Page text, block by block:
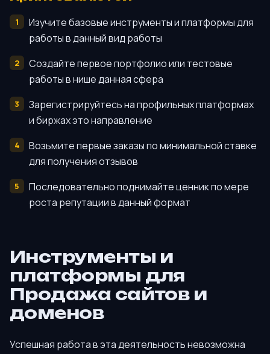
Изучите базовые инструменты и платформы для
работы в данный вид работы
Создайте первое портфолио или тестовые
работы в нише данная сфера
Зарегистрируйтесь на профильных платформах
и биржах это направление
Возьмите первые заказы по минимальной ставке
для получения отзывов
Последовательно поднимайте ценник по мере
роста репутации в данный формат
Инструменты и
платформы для
Продажа сайтов и
доменов
Успешная работа в эта деятельность невозможна